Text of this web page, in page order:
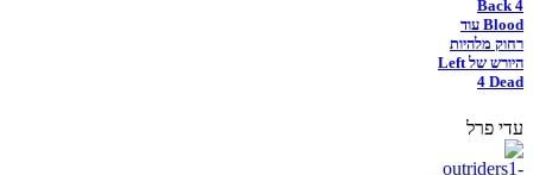
Back 4
Blood עוד
רחוק מלהיות
היורש של Left
4 Dead
עדי פרל